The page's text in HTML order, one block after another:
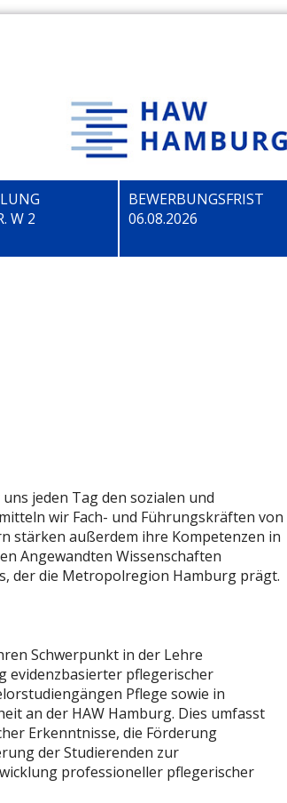
W 2
BEWERBUNGSFRIST
06.08.2026
jeden Tag den sozialen und
wir Fach- und Führungskräften von
stärken außerdem ihre Kompetenzen in
Angewandten Wissenschaften
der die Metropolregion Hamburg prägt.
Schwerpunkt in der Lehre
evidenzbasierter pflegerischer
Pflege sowie in
an der HAW Hamburg. Dies umfasst
Erkenntnisse, die Förderung
der Studierenden zur
professioneller pflegerischer